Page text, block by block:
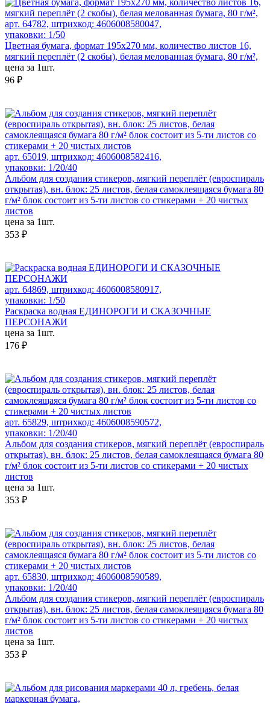
арт. 64782, штрихкод: 4606008580047,
упаковки: 1/50
Цветная бумага, формат 195х270 мм, количество листов 16,
мягкий переплёт (2 скобы), белая мелованная бумага, 80 г/м²,
цена за 1шт.
96 ₽
арт. 65019, штрихкод: 4606008582416,
упаковки: 1/20/40
Альбом для создания стикеров, мягкий переплёт (евроспираль
открытая), вн. блок: 25 листов, белая самоклеящаяся бумага 80
г/м² блок состоит из 5-ти листов со стикерами + 20 чистых
листов
цена за 1шт.
353 ₽
арт. 64869, штрихкод: 4606008580917,
упаковки: 1/50
Раскраска водная ЕДИНОРОГИ И СКАЗОЧНЫЕ
ПЕРСОНАЖИ
цена за 1шт.
176 ₽
арт. 65829, штрихкод: 4606008590572,
упаковки: 1/20/40
Альбом для создания стикеров, мягкий переплёт (евроспираль
открытая), вн. блок: 25 листов, белая самоклеящаяся бумага 80
г/м² блок состоит из 5-ти листов со стикерами + 20 чистых
листов
цена за 1шт.
353 ₽
арт. 65830, штрихкод: 4606008590589,
упаковки: 1/20/40
Альбом для создания стикеров, мягкий переплёт (евроспираль
открытая), вн. блок: 25 листов, белая самоклеящаяся бумага 80
г/м² блок состоит из 5-ти листов со стикерами + 20 чистых
листов
цена за 1шт.
353 ₽